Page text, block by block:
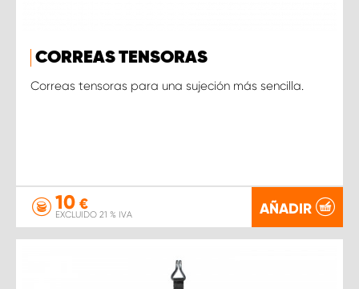
CORREAS TENSORAS
Correas tensoras para una sujeción más sencilla.
10 €
EXCLUIDO 21 % IVA AÑADIR